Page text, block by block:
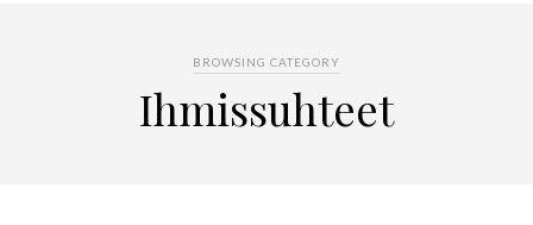
BROWSING CATEGORY
Ihmissuhteet